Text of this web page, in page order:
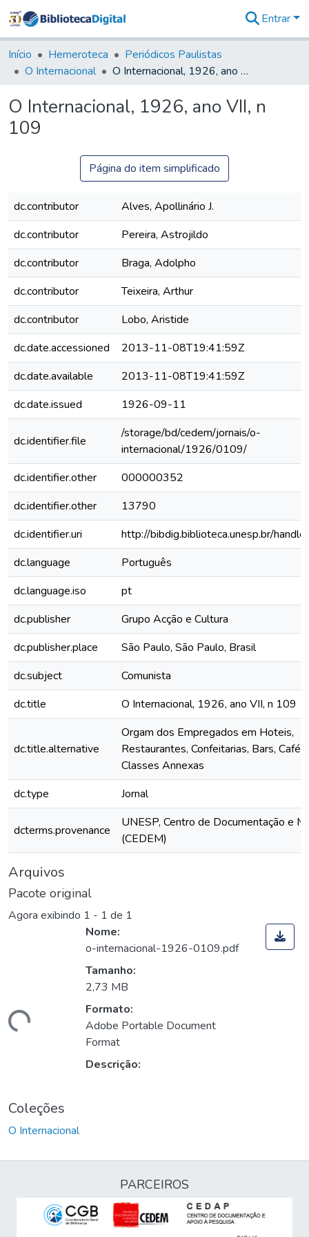
&
Coleções
Tudo na
Digital
Entrar
Início Hemeroteca
Periódicos Paulistas
O Internacional
O Internacional, 1926, ano VII, n 109
O Internacional, 1926, ano VII, n
109
Página do item simplificado
dc.contributor
Alves, Apollinário J.
dc.contributor
Pereira, Astrojildo
dc.contributor
Braga, Adolpho
dc.contributor
Teixeira, Arthur
dc.contributor
Lobo, Aristide
dc.date.accessioned
2013-11-08T19:41:59Z
dc.date.available
2013-11-08T19:41:59Z
dc.date.issued
1926-09-11
dc.identifier.file
/storage/bd/cedem/jornais/o-
internacional/1926/0109/
dc.identifier.other
000000352
dc.identifier.other
13790
dc.identifier.uri
http://bibdig.biblioteca.unesp.br/
dc.language
Português
dc.language.iso
pt
dc.publisher
Grupo Acção e Cultura
dc.publisher.place
São Paulo, São Paulo, Brasil
dc.subject
Comunista
dc.title
O Internacional, 1926, ano VII, n 109
dc.title.alternative
Orgam dos Empregados em Hoteis,
Restaurantes, Confeitarias, Bars,
Classes Annexas
dc.type
Jornal
dcterms.provenance
UNESP, Centro de Documentação e
(CEDEM)
Arquivos
Pacote original
Agora exibindo 1 - 1 de 1
Nome:
o-internacional-1926-0109.pdf
Tamanho:
2,73 MB
Formato:
Adobe Portable Document
Format
Descrição:
Coleções
O Internacional
PARCEIROS